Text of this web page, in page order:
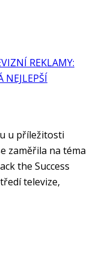
REKLAMY:
NEJLEPŠÍ
u příležitosti
zaměřila na téma
the Success
televize,